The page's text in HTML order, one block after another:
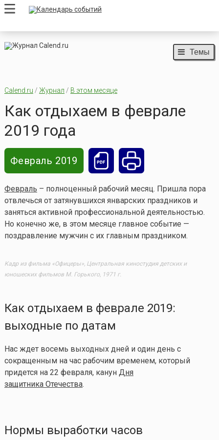
Темы
Calend.ru / Журнал / В этом месяце
Как отдыхаем в феврале
2019 года
Февраль 2019
Февраль – полноценный рабочий месяц. Пришла пора
отвлечься от затянувшихся январских праздников и
заняться активной профессиональной деятельностью.
Но конечно же, в этом месяце главное событие —
поздравление мужчин с их главным праздником.
Кадр из фильма «Офицеры», Центральная киностудия детских и
юношеских фильмов М. Горького, 1971 г.
Как отдыхаем в феврале 2019:
выходные по датам
Нас ждет восемь выходных дней и один день с
сокращенным на час рабочим временем, который
придется на 22 февраля, канун Дня
защитника Отечества.
Нормы выработки часов